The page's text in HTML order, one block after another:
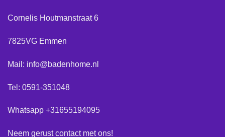
Cornelis Houtmanstraat 6
7825VG Emmen
Mail: info@badenhome.nl
Tel: 0591-351048
Whatsapp +31655194095
Neem gerustcontactmet ons!